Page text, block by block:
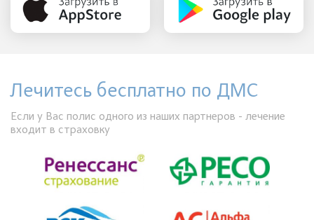
Лечитесь бесплатно по ДМС
Если у Вас полис одного из наших партнеров - лечение
входит в страховку